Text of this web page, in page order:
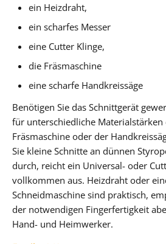
ein Heizdraht,
ein scharfes Messer
eine Cutter Klinge,
die Fräsmaschine
eine scharfe Handkreissäge
Benötigen Sie das Schnittgerät
für unterschiedliche
Fräsmaschine oder der
Sie kleine Schnitte an dünnen
durch, reicht ein Universal- oder
vollkommen aus. Heizdraht oder
Schneidmaschine sind praktisch,
der notwendigen Fingerfertigkeit
Hand- und Heimwerker.